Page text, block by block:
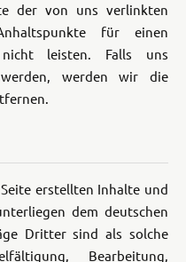
der von uns verlinkten
für einen
leisten. Falls uns
werden, werden wir die
erstellten Inhalte und
dem deutschen
Dritter sind als solche
Bearbeitung,